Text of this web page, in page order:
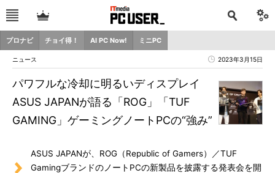
プロナビ チョイ得！ AI PC Now! ミニPC
ニュース 2023年3月15日
パワフルな冷却に明るいディスプレイ
ASUS JAPANが語る「ROG」「TUF
GAMING」ゲーミングノートPCの“強み”
ASUS JAPANが、ROG（Republic of Gamers）／TUF
GamingブランドのノートPCの新製品を披露する発表会を開